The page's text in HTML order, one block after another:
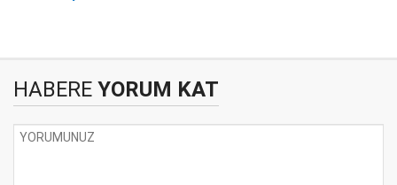
HABERE YORUM KAT